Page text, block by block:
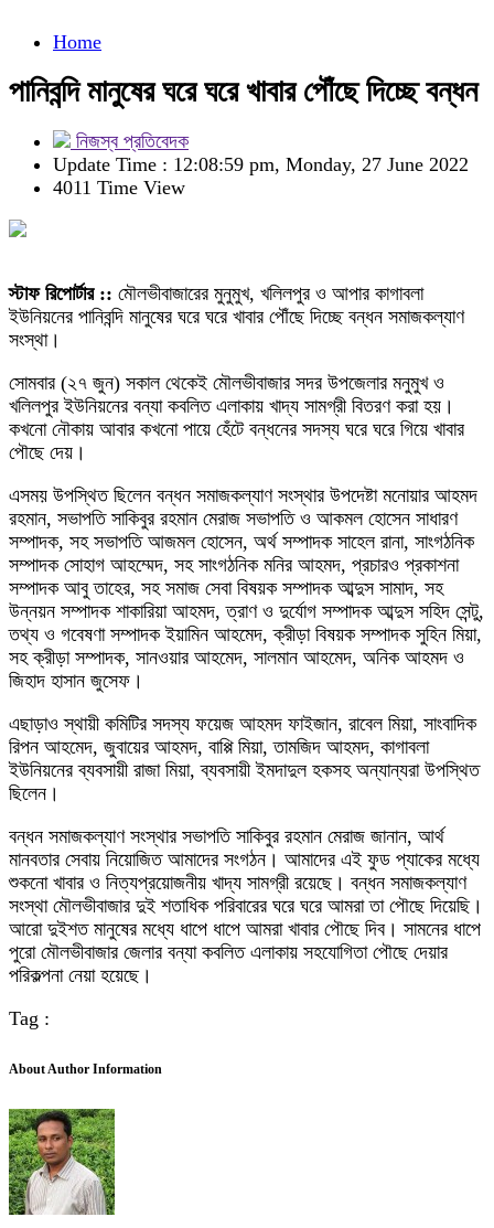
Home
পানিবন্দি মানুষের ঘরে ঘরে খাবার পৌঁছে দিচ্ছে বন্ধন
নিজস্ব প্রতিবেদক
Update Time : 12:08:59 pm, Monday, 27 June 2022
4011 Time View
স্টাফ রিপোর্টার :: মৌলভীবাজারের মুনুমুখ, খলিলপুর ও আপার কাগাবলা
ইউনিয়নের পানিবন্দি মানুষের ঘরে ঘরে খাবার পৌঁছে দিচ্ছে বন্ধন সমাজকল্যাণ
সংস্থা।
সোমবার (২৭ জুন) সকাল থেকেই মৌলভীবাজার সদর উপজেলার মনুমুখ ও
খলিলপুর ইউনিয়নের বন্যা কবলিত এলাকায় খাদ্য সামগ্রী বিতরণ করা হয়।
কখনো নৌকায় আবার কখনো পায়ে হেঁটে বন্ধনের সদস্য ঘরে ঘরে গিয়ে খাবার
পৌছে দেয়।
এসময় উপস্থিত ছিলেন বন্ধন সমাজকল্যাণ সংস্থার উপদেষ্টা মনোয়ার আহমদ
রহমান, সভাপতি সাকিবুর রহমান মেরাজ সভাপতি ও আকমল হোসেন সাধারণ
সম্পাদক, সহ সভাপতি আজমল হোসেন, অর্থ সম্পাদক সাহেল রানা, সাংগঠনিক
সম্পাদক সোহাগ আহম্মেদ, সহ সাংগঠনিক মনির আহমদ, প্রচারও প্রকাশনা
সম্পাদক আবু তাহের, সহ সমাজ সেবা বিষয়ক সম্পাদক আব্দুস সামাদ, সহ
উন্নয়ন সম্পাদক শাকারিয়া আহমদ, ত্রাণ ও দুর্যোগ সম্পাদক আব্দুস সহিদ সেন্টু,
তথ্য ও গবেষণা সম্পাদক ইয়ামিন আহমেদ, ক্রীড়া বিষয়ক সম্পাদক সুহিন মিয়া,
সহ ক্রীড়া সম্পাদক, সানওয়ার আহমেদ, সালমান আহমেদ, অনিক আহমদ ও
জিহাদ হাসান জুসেফ।
এছাড়াও স্থায়ী কমিটির সদস্য ফয়েজ আহমদ ফাইজান, রাবেল মিয়া, সাংবাদিক
রিপন আহমেদ, জুবায়ের আহমদ, বাপ্পি মিয়া, তামজিদ আহমদ, কাগাবলা
ইউনিয়নের ব্যবসায়ী রাজা মিয়া, ব্যবসায়ী ইমদাদুল হকসহ অন্যান্যরা উপস্থিত
ছিলেন।
বন্ধন সমাজকল্যাণ সংস্থার সভাপতি সাকিবুর রহমান মেরাজ জানান, আর্থ
মানবতার সেবায় নিয়োজিত আমাদের সংগঠন। আমাদের এই ফুড প্যাকের মধ্যে
শুকনো খাবার ও নিত্যপ্রয়োজনীয় খাদ্য সামগ্রী রয়েছে। বন্ধন সমাজকল্যাণ
সংস্থা মৌলভীবাজার দুই শতাধিক পরিবারের ঘরে ঘরে আমরা তা পৌছে দিয়েছি।
আরো দুইশত মানুষের মধ্যে ধাপে ধাপে আমরা খাবার পৌছে দিব। সামনের ধাপে
পুরো মৌলভীবাজার জেলার বন্যা কবলিত এলাকায় সহযোগিতা পৌছে দেয়ার
পরিকল্পনা নেয়া হয়েছে।
Tag :
About Author Information